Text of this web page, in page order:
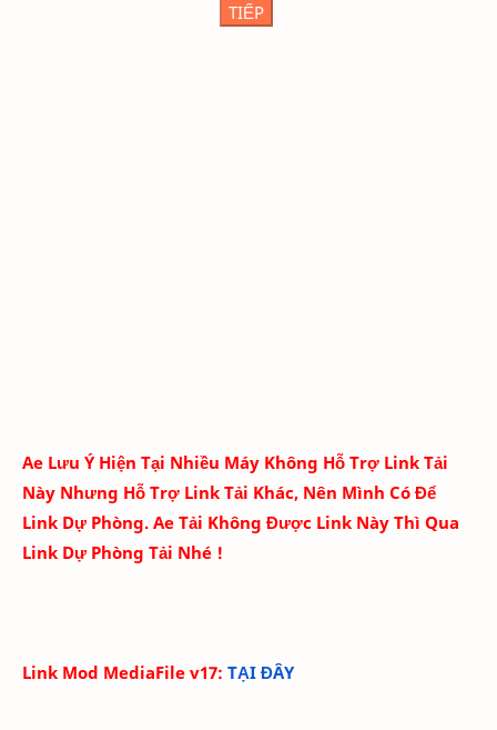
TIẾP
Ae Lưu Ý Hiện Tại Nhiều Máy Không Hỗ Trợ Link Tải
Này Nhưng Hỗ Trợ Link Tải Khác, Nên Mình Có Để
Link Dự Phòng. Ae Tải Không Được Link Này Thì Qua
Link Dự Phòng Tải Nhé !
Link Mod MediaFile v17: TẠI ĐÂY